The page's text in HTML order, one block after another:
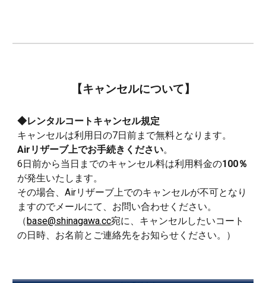
【キャンセルについて】
◆レンタルコートキャンセル規定
キャンセルは利用日の7日前まで無料となります。
Airリザーブ上でお手続きください。
6日前から当日までのキャンセル料は利用料金の100％
が発生いたします。
その場合、Airリザーブ上でのキャンセルが不可となり
ますのでメールにて、お問い合わせください。
（base@shinagawa.cc宛に、キャンセルしたいコート
の日時、お名前とご連絡先をお知らせください。）